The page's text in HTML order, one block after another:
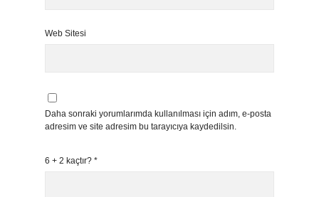
Web Sitesi
Daha sonraki yorumlarımda kullanılması için adım, e-posta
adresim ve site adresim bu tarayıcıya kaydedilsin.
6 + 2 kaçtır? *